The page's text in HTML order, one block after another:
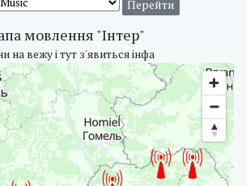
мовлення "Інтер"
на вежу і тут з'явиться інфа